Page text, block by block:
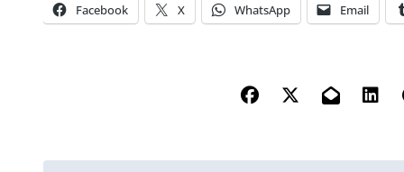
Facebook X WhatsApp Email